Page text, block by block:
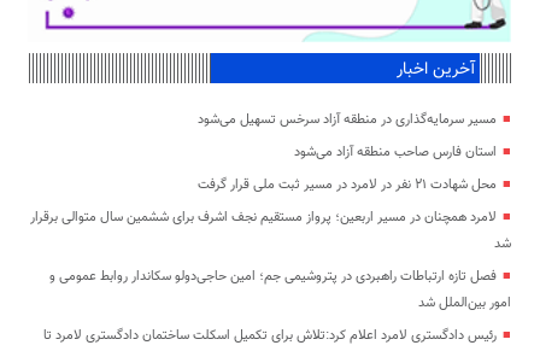
آخرین اخبار
مسیر سرمایه‌گذاری در منطقه آزاد سرخس تسهیل می‌شود
استان فارس صاحب منطقه آزاد می‌شود
محل شهادت ۲۱ نفر در لامرد در مسیر ثبت ملی قرار گرفت
لامرد همچنان در مسیر اربعین؛ پرواز مستقیم نجف اشرف برای ششمین سال متوالی برقرار
شد
فصل تازه ارتباطات راهبردی در پتروشیمی جم؛ امین حاجی‌دولو سکاندار روابط عمومی و
امور بین‌الملل شد
رئیس دادگستری لامرد اعلام کرد:تلاش برای تکمیل اسکلت ساختمان دادگستری لامرد تا